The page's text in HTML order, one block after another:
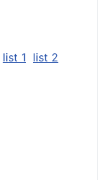
list 1 list 2